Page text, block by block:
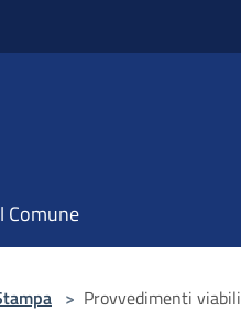
Comune
> Provvedimenti viabili